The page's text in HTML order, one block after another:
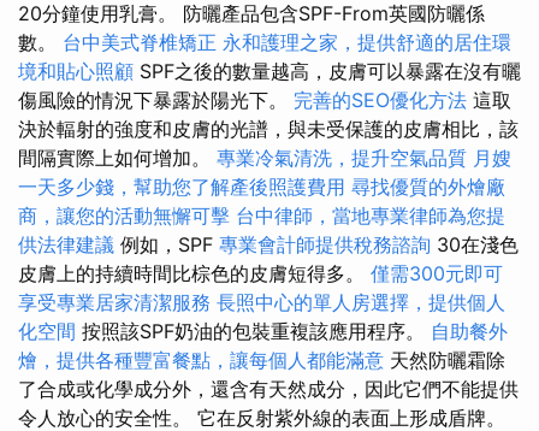
20分鐘使用乳膏。 防曬產品包含SPF-From英國防曬係
數。 台中美式脊椎矯正 永和護理之家，提供舒適的居住環
境和貼心照顧 SPF之後的數量越高，皮膚可以暴露在沒有曬
傷風險的情況下暴露於陽光下。 完善的SEO優化方法 這取
決於輻射的強度和皮膚的光譜，與未受保護的皮膚相比，該
間隔實際上如何增加。 專業冷氣清洗，提升空氣品質 月嫂
一天多少錢，幫助您了解產後照護費用 尋找優質的外燴廠
商，讓您的活動無懈可擊 台中律師，當地專業律師為您提
供法律建議 例如，SPF 專業會計師提供稅務諮詢 30在淺色
皮膚上的持續時間比棕色的皮膚短得多。 僅需300元即可
享受專業居家清潔服務 長照中心的單人房選擇，提供個人
化空間 按照該SPF奶油的包裝重複該應用程序。 自助餐外
燴，提供各種豐富餐點，讓每個人都能滿意 天然防曬霜除
了合成或化學成分外，還含有天然成分，因此它們不能提供
令人放心的安全性。 它在反射紫外線的表面上形成盾牌。